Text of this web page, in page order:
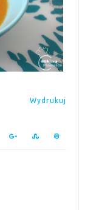
Wydrukuj